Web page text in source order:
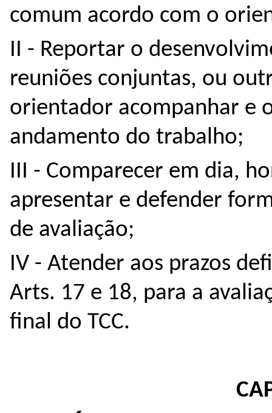
comum acordo com o
II - Reportar o
reuniões conjuntas, ou
orientador acompanhar e
andamento do trabalho;
III - Comparecer em dia,
apresentar e defender
de avaliação;
IV - Atender aos prazos
Arts. 17 e 18, para a
final do TCC.